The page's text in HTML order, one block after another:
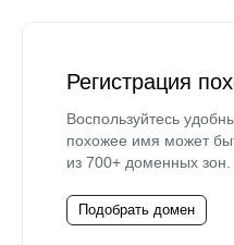
Регистрация
Воспользуйтесь
похожее имя может
из 700+ доменных зон.
Подобрать домен